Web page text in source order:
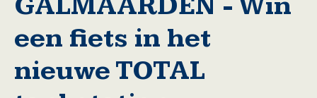
een fiets in het
nieuwe TOTAL